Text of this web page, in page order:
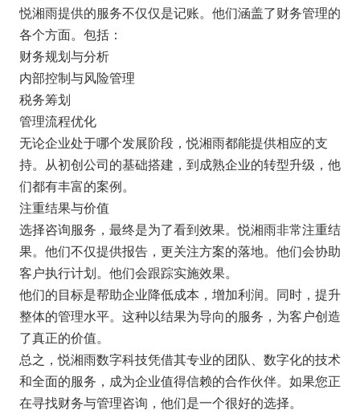
悦湘雨提供的服务不仅仅是记账。他们涵盖了财务管理的
各个方面。包括：
财务规划与分析
内部控制与风险管理
税务筹划
管理流程优化
无论企业处于哪个发展阶段，悦湘雨都能提供相应的支
持。从初创公司的基础搭建，到成熟企业的转型升级，他
们都有丰富的案例。
注重结果与价值
选择咨询服务，最终是为了看到效果。悦湘雨非常注重结
果。他们不仅提供报告，更关注方案的落地。他们会协助
客户执行计划。他们会跟踪实施效果。
他们的目标是帮助企业降低成本，增加利润。同时，提升
整体的管理水平。这种以结果为导向的服务，为客户创造
了真正的价值。
总之，悦湘雨数字科技凭借其专业的团队、数字化的技术
和全面的服务，成为企业值得信赖的合作伙伴。如果您正
在寻找财务与管理咨询，他们是一个很好的选择。